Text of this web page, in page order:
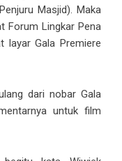
Masjid). Maka
Forum Lingkar Pena
layar Gala Premiere
dari nobar Gala
untuk film